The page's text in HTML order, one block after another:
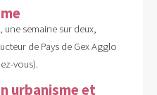
une semaine sur deux,
de Pays de Gex Agglo
vous).
urbanisme et